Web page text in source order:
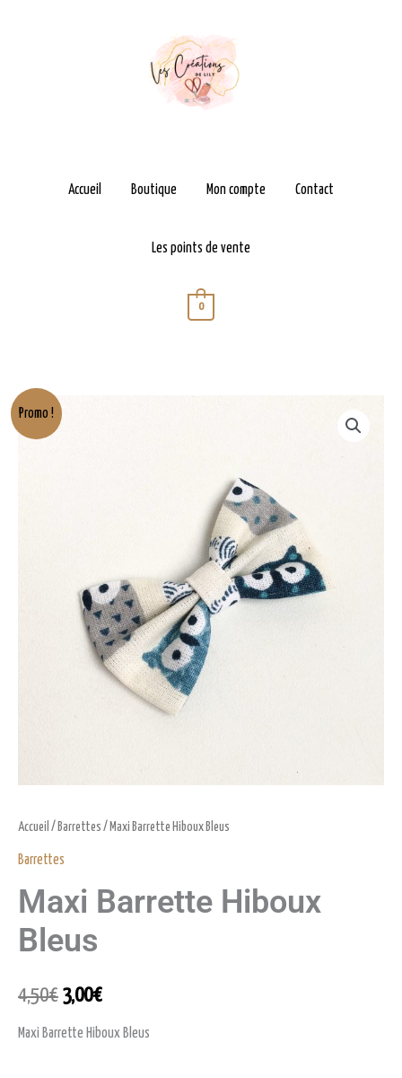
Accueil Boutique Mon compte Contact
Les points de vente
0
Promo !
Accueil / Barrettes / Maxi Barrette Hiboux Bleus
Barrettes
Maxi Barrette Hiboux
Bleus
4,50€
Le
4,50€.
3,00€
3,00€.
Maxi Barrette Hiboux Bleus